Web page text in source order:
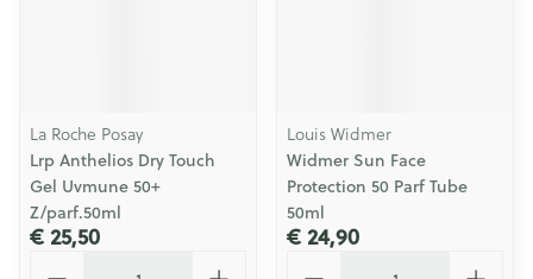
La Roche Posay
Lrp Anthelios Dry Touch
Gel Uvmune 50+
Z/parf.50ml
€ 25,50
Louis Widmer
Widmer Sun Face
Protection 50 Parf Tube
50ml
€ 24,90